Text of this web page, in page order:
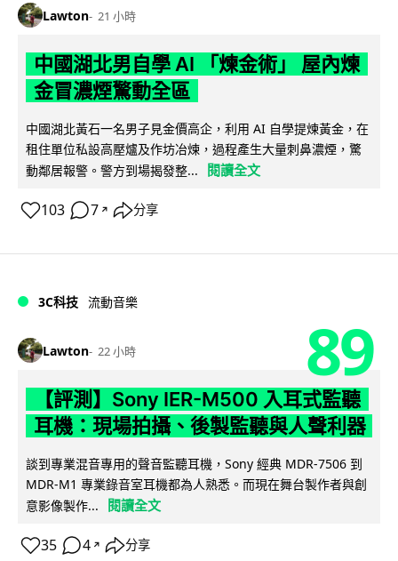
Lawton 21 小時
中國湖北男自學 AI 「煉金術」 屋內煉
金冒濃煙驚動全區
中國湖北黃石一名男子見金價高企，利用 AI 自學提煉黃金，在
租住單位私設高壓爐及作坊冶煉，過程產生大量刺鼻濃煙，驚
動鄰居報警。警方到場揭發整...
閱讀全文
103 7 ↗ 分享
3C科技 流動音樂
Lawton 22 小時 89
【評測】Sony IER-M500 入耳式監聽
耳機：現場拍攝、後製監聽與人聲利器
談到專業混音專用的聲音監聽耳機，Sony 經典 MDR-7506 到
MDR-M1 專業錄音室耳機都為人熟悉。而現在舞台製作者與創
意影像製作...
閱讀全文
35 4 ↗ 分享